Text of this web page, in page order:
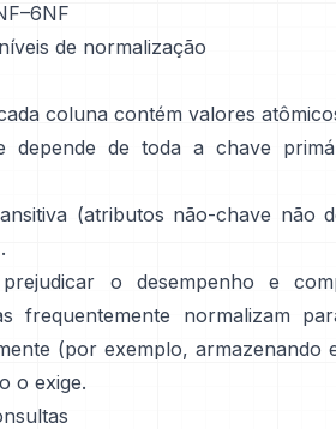
de normalização
coluna contém valores
depende de toda a chave
(atributos não-chave não
o desempenho e
frequentemente normalizam
(por exemplo, armazenando
o exige.